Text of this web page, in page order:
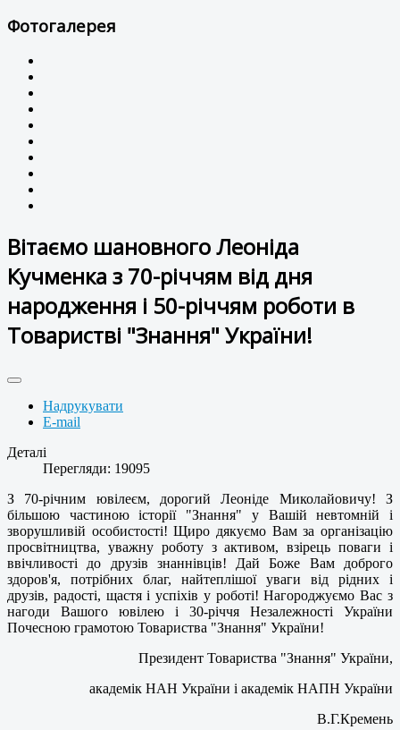
Фотогалерея
Вітаємо шановного Леоніда
Кучменка з 70-річчям від дня
народження і 50-річчям роботи в
Товаристві "Знання" України!
Надрукувати
E-mail
Деталі
Перегляди: 19095
З 70-річним ювілеєм, дорогий Леоніде Миколайовичу! З
більшою частиною історії "Знання" у Вашій невтомній і
зворушливій особистості! Щиро дякуємо Вам за організацію
просвітництва, уважну роботу з активом, взірець поваги і
ввічливості до друзів знаннівців! Дай Боже Вам доброго
здоров'я, потрібних благ, найтеплішої уваги від рідних і
друзів, радості, щастя і успіхів у роботі! Нагороджуємо Вас з
нагоди Вашого ювілею і 30-річчя Незалежності України
Почесною грамотою Товариства "Знання" України!
Президент Товариства "Знання" України,
академік НАН України і академік НАПН України
В.Г.Кремень